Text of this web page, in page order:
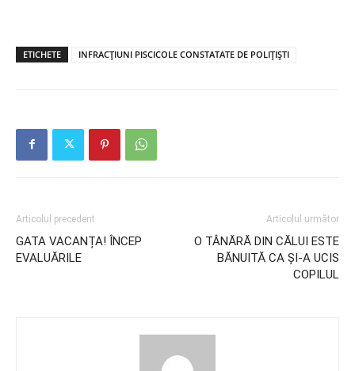
ETICHETE INFRACȚIUNI PISCICOLE CONSTATATE DE POLIȚIȘTI
Articolul precedent
GATA VACANȚA! ÎNCEP
EVALUĂRILE
Articolul următor
O TÂNĂRĂ DIN CĂLUI ESTE
BĂNUITĂ CA ȘI-A UCIS
COPILUL